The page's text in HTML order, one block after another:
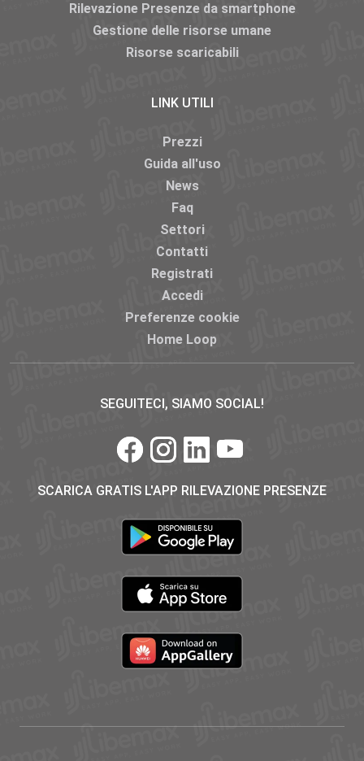
Rilevazione Presenze da smartphone
Gestione delle risorse umane
Risorse scaricabili
LINK UTILI
Prezzi
Guida all'uso
News
Faq
Settori
Contatti
Registrati
Accedi
Preferenze cookie
Home Loop
SEGUITECI, SIAMO SOCIAL!
SCARICA GRATIS L'APP RILEVAZIONE PRESENZE